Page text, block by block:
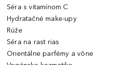
Séra s vitamínom C
Hydratačné make-upy
Rúže
Séra na rast rias
Orientálne parfémy a vône